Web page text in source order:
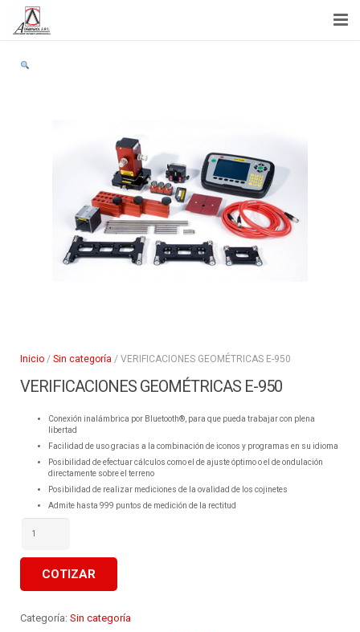
Inicio
Inicio / Sin categoría / VERIFICACIONES GEOMÉTRICAS E-950
VERIFICACIONES GEOMÉTRICAS E-950
Conexión inalámbrica por Bluetooth®, para que pueda trabajar con plena
libertad
Facilidad de uso gracias a la combinación de iconos y programas en su idioma
Posibilidad de efectuar cálculos como el de ajuste óptimo o el de ondulación
directamente sobre el terreno
Posibilidad de realizar mediciones de la ovalidad de los cojinetes
Admite hasta 999 puntos de medición de la rectitud
GEOMÉTRICAS
950
COTIZAR
Categoría: Sin categoría